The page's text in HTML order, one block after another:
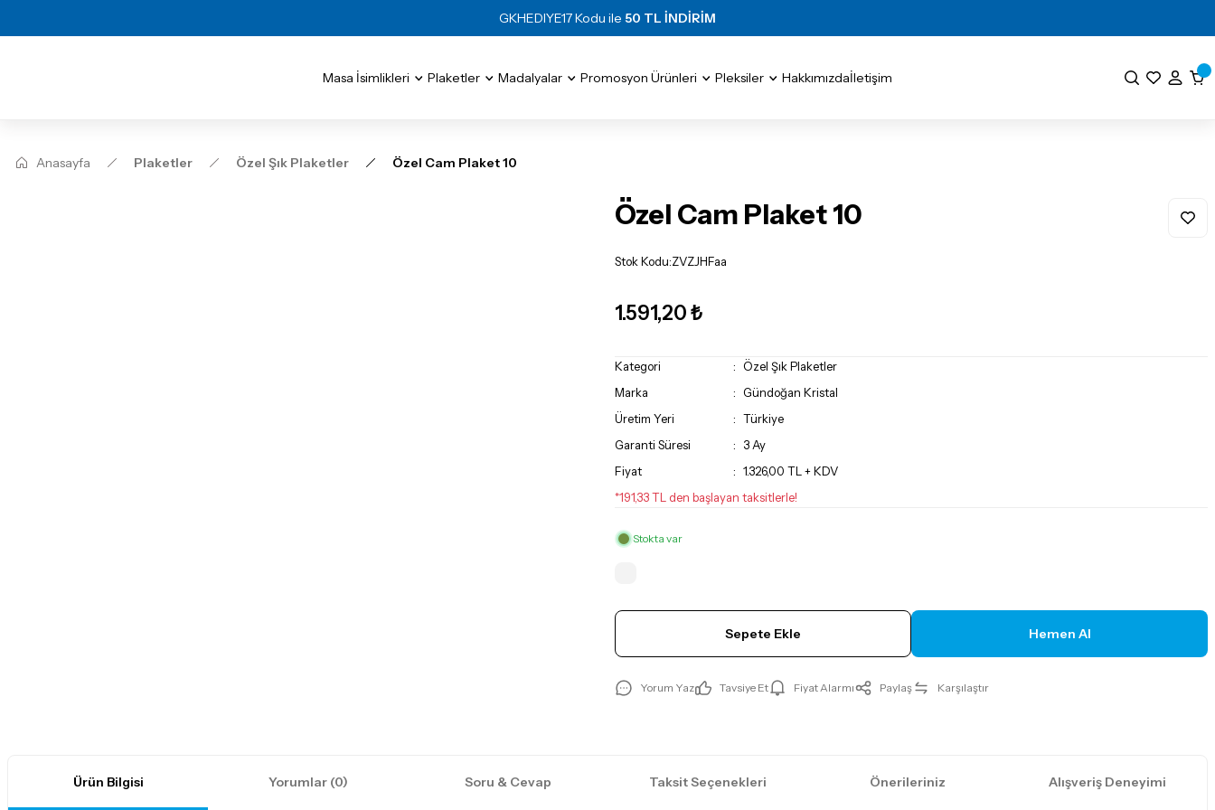
GKHEDIYE17 Kodu ile 50 TL İNDİRİM
Masa İsimlikleri Plaketler Madalyalar Promosyon Ürünleri Pleksiler Hakkımızdaİletişim
Anasayfa Plaketler Özel Şık Plaketler Özel Cam Plaket 10
Özel Cam Plaket 10
Stok Kodu:ZVZJHFaa
1.591,20 ₺
Kategori
Özel Şık Plaketler
Marka
Gündoğan Kristal
Üretim Yeri
Türkiye
Garanti Süresi
3 Ay
Fiyat
1.326,00 TL + KDV
*191,33 TL den başlayan taksitlerle!
Stokta var
Sepete Ekle Hemen Al
Yorum Yaz Tavsiye Et Fiyat Alarmı Paylaş Karşılaştır
Ürün Bilgisi Yorumlar (0) Soru & Cevap Taksit Seçenekleri Önerileriniz Alışveriş Deneyimi